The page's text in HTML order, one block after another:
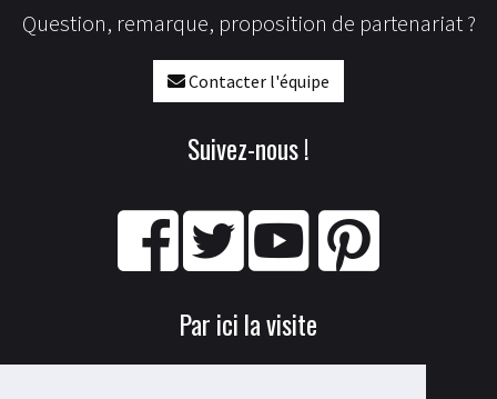
Question, remarque, proposition de partenariat ?
Contacter l'équipe
Suivez-nous !
Par ici la visite